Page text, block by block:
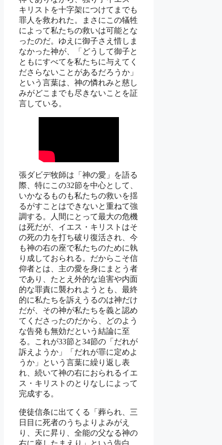
キリストを十字架につけてまでも
罪人を救われた。まさにこの犠牲
によって私たちの救いは可能とな
ったのだ。ゆえに御子さえ惜しま
なかった神が、「どうして御子と
ともにすべてを私たちに与えてく
ださらないことがあるだろうか」
という言葉は、神の憐れみと慈し
みがどこまでも尽きないことを証
言している。
張ダビデ牧師は「神の愛」を語る
際、特にこの32節を中心として、
いかなるものも私たちの救いを揺
るがすことはできないと重ねて強
調する。人間にとって最大の危機
は死だが、イエス・キリストはそ
の死の力を打ち破り復活され、今
も神の右の座で私たちのために執
り成しておられる。だからこそ信
仰者とは、主の愛を身にまとう者
であり、たとえ外的な迫害や内面
的な罪責に襲われようとも、最終
的に私たちを訴えうるのは神だけ
だが、その神が私たちを義と認め
てくださったのだから、どのよう
な告発も無効だという結論に至
る。これが33節と34節の「だれが
訴えようか」「だれが罪に定めよ
うか」という言葉に繰り返し表
れ、続いて神の右におられるイエ
ス・キリストのとりなしによって
完成する。
使徒信条に出てくる「葬られ、三
日目に死者のうちよりよみがえ
り、天に昇り、全能の父なる神の